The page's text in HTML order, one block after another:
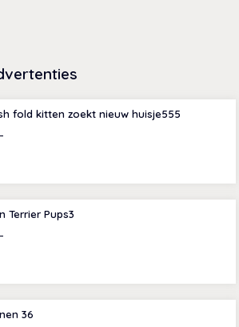
fold kitten zoekt nieuw huisje555
Terrier Pups3
36